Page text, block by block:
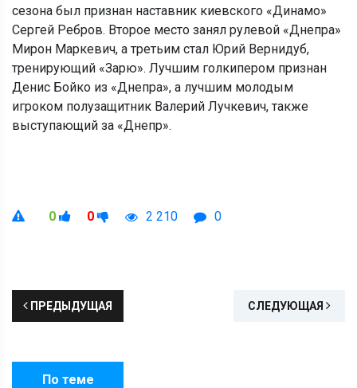
сезона был признан наставник киевского «Динамо»
Сергей Ребров. Второе место занял рулевой «Днепра»
Мирон Маркевич, а третьим стал Юрий Вернидуб,
тренирующий «Зарю». Лучшим голкипером признан
Денис Бойко из «Днепра», а лучшим молодым
игроком полузащитник Валерий Лучкевич, также
выступающий за «Днепр».
0 0 2 210 0
ПРЕДЫДУЩАЯ СЛЕДУЮЩАЯ
По теме